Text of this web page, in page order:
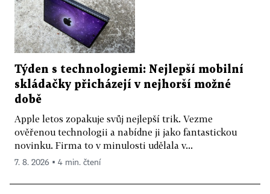
Týden s technologiemi: Nejlepší mobilní
skládačky přicházejí v nejhorší možné
době
Apple letos zopakuje svůj nejlepší trik. Vezme
ověřenou technologii a nabídne ji jako fantastickou
novinku. Firma to v minulosti udělala v...
7. 8. 2026 ▪ 4 min. čtení